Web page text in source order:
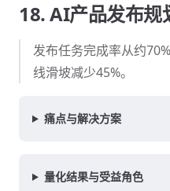
18. AI产品发布规
发布任务完成率从约
线滑坡减少45%。
痛点与解决方案
量化结果与受益角色